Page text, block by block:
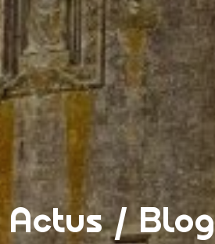
Actus / Blog